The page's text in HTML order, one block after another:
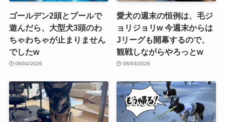
ゴールデン2頭とプールで
遊んだら、大型犬3頭のわ
ちゃわちゃが止まりません
でしたw
08/04/2026
愛犬の週末の恒例は、毛ジ
ョリジョリw 今週末からは
Jリーグも開幕するので、
観戦しながらやろっとw
08/03/2026